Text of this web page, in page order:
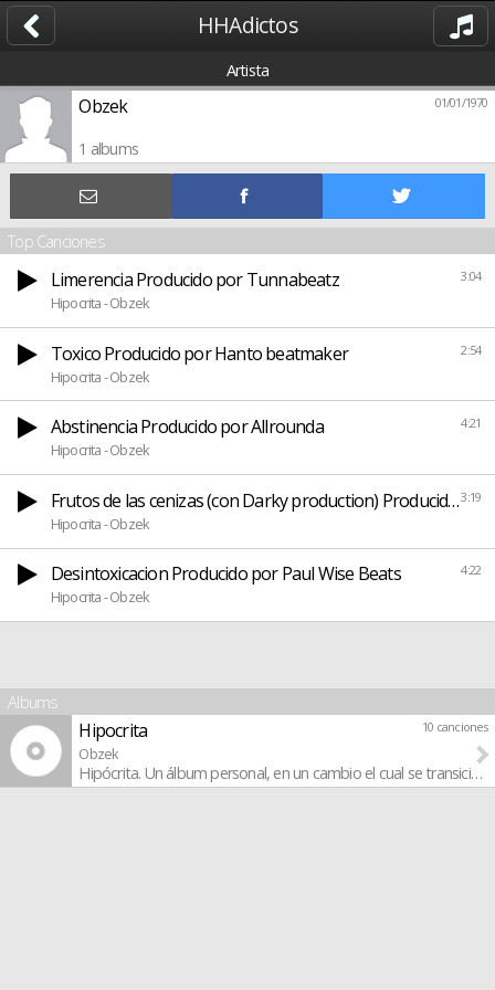
HHAdictos
Artista
01/01/1970
Obzek
1 albums
Top Canciones
3:04
Limerencia Producido por Tunnabeatz
Hipocrita - Obzek
2:54
Toxico Producido por Hanto beatmaker
Hipocrita - Obzek
4:21
Abstinencia Producido por Allrounda
Hipocrita - Obzek
3:19
Frutos de las cenizas (con Darky production) Producido
Hipocrita - Obzek
4:22
Desintoxicacion Producido por Paul Wise Beats
Hipocrita - Obzek
Albums
10 canciones
Hipocrita
Obzek
Hipócrita. Un álbum personal, en un cambio el cual se